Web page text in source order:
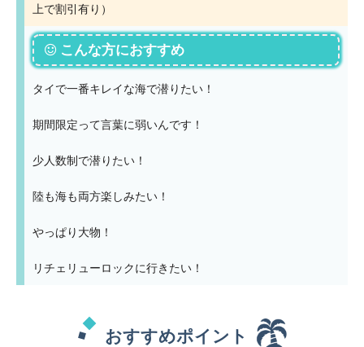
上で割引有り）
こんな方におすすめ
タイで一番キレイな海で潜りたい！
期間限定って言葉に弱いんです！
少人数制で潜りたい！
陸も海も両方楽しみたい！
やっぱり大物！
リチェリューロックに行きたい！
おすすめポイント